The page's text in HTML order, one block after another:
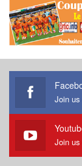
Join
Join us